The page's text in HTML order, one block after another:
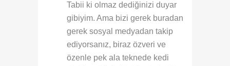
Tabii ki olmaz dediğinizi duyar
gibiyim. Ama bizi gerek buradan
gerek sosyal medyadan takip
ediyorsanız, biraz özveri ve
özenle pek ala teknede kedi